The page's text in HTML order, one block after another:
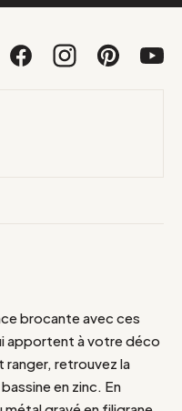
brocante avec ces
apportent à votre déco
retrouvez la
en zinc. En